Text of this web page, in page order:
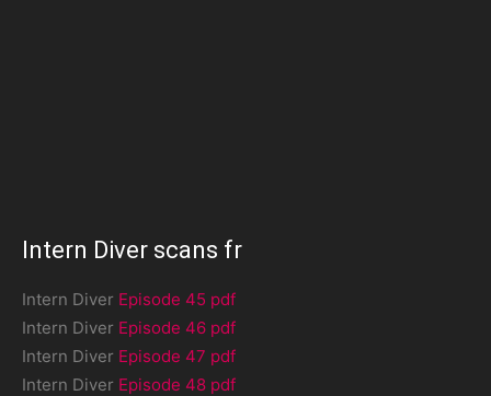
Intern Diver scans fr
Intern Diver Episode 45 pdf
Intern Diver Episode 46 pdf
Intern Diver Episode 47 pdf
Intern Diver Episode 48 pdf